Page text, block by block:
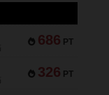
686 PT
326 PT